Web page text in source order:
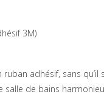
3M)
ruban adhésif, sans
de bains